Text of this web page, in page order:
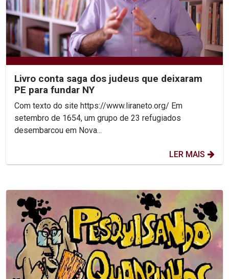
Livro conta saga dos judeus que deixaram
PE para fundar NY
Com texto do site https://www.liraneto.org/ Em
setembro de 1654, um grupo de 23 refugiados
desembarcou em Nova...
LER MAIS